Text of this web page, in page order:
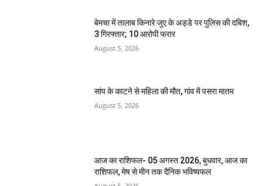
बेमचा में तालाब किनारे जुए के अड्डे पर पुलिस की दबिश,
3 गिरफ्तार; 10 आरोपी फरार
August 5, 2026
सांप के काटने से महिला की मौत, गांव में पसरा मातम
August 5, 2026
आज का राशिफल- 05 अगस्त 2026, बुधवार, आज का
राशिफल, मेष से मीन तक दैनिक भविष्यफल